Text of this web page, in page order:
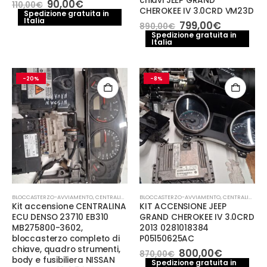
110,00€ Il
prezzo
originale
90,00€Il
prezzo
attuale
Spedizione gratuita in
Italia
CHEROKEE IV 3.0CRD VM23D
890,00€ Il
prezzo
originale
799,00€Il
prezzo
attuale
Spedizione gratuita in
Italia
-20%
BLOCCASTERZO-AVVIAMENTO,CENTRALINA MOTORE ,CENTRALINE
Kit accensione CENTRALINA
ECU DENSO 23710 EB310
MB275800-3602,
bloccasterzo completo di
chiave, quadro strumenti,
body e fusibiliera NISSAN
-8%
BLOCCASTERZO-AVVIAMENTO,CENTRALINA MOTORE
KIT ACCENSIONE JEEP
GRAND CHEROKEE IV 3.0CRD
2013 0281018384
P05150625AC
870,00€ Il
prezzo
800,00€Il
prezzo
Spedizione gratuita in